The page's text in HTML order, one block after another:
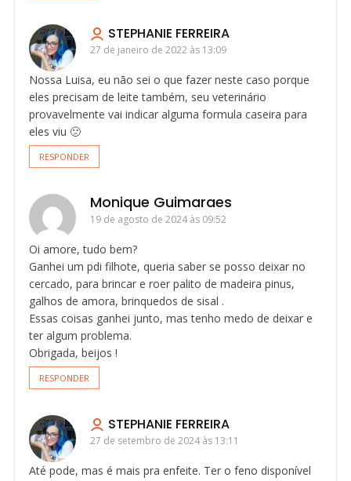
STEPHANIE FERREIRA
27 de janeiro de 2022 às 13:09
Nossa Luisa, eu não sei o que fazer neste caso porque
eles precisam de leite também, seu veterinário
provavelmente vai indicar alguma formula caseira para
eles viu 🙁
RESPONDER
Monique Guimaraes
19 de agosto de 2024 às 09:52
Oi amore, tudo bem?
Ganhei um pdi filhote, queria saber se posso deixar no
cercado, para brincar e roer palito de madeira pinus,
galhos de amora, brinquedos de sisal .
Essas coisas ganhei junto, mas tenho medo de deixar e
ter algum problema.
Obrigada, beijos !
RESPONDER
STEPHANIE FERREIRA
27 de setembro de 2024 às 13:11
Até pode, mas é mais pra enfeite. Ter o feno disponível